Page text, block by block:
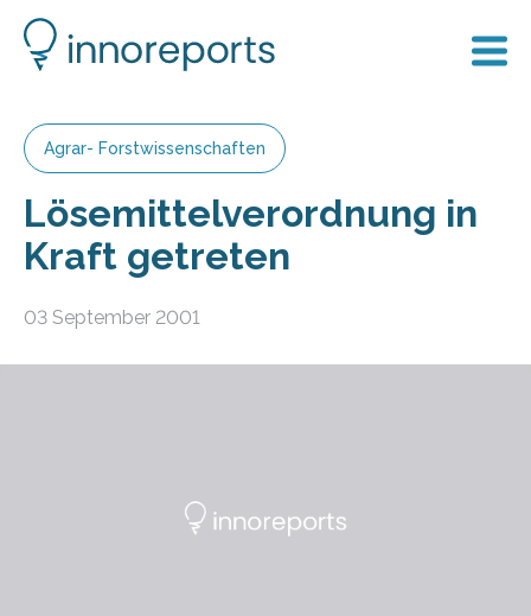
Agrar- Forstwissenschaften
Lösemittelverordnung in
Kraft getreten
03 September 2001